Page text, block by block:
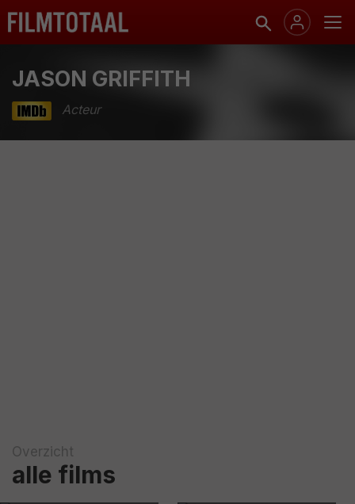
JASON GRIFFITH
Acteur
Overzicht
alle films